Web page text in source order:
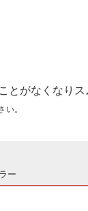
がなくなりス
。
ー